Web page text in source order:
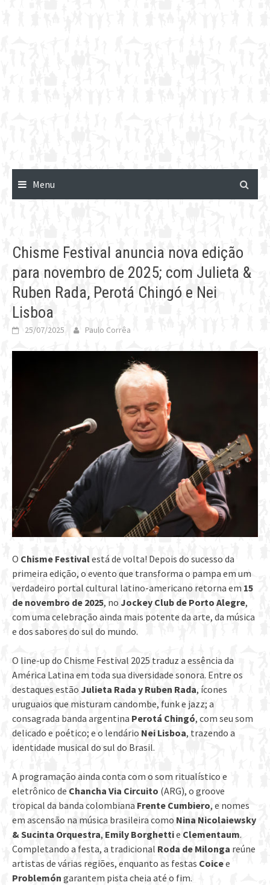
Menu
Chisme Festival anuncia nova edição
para novembro de 2025; com Julieta &
Ruben Rada, Perotá Chingó e Nei
Lisboa
25/07/2025 Paulo Corrêa
O Chisme Festivalestá de volta! Depois do sucesso da
primeira edição, o evento que transforma o pampa em um
verdadeiro portal cultural latino-americano retorna em 15
de novembro de 2025, no Jockey Club de Porto Alegre,
com uma celebração ainda mais potente da arte, da música
e dos sabores do sul do mundo.
O line-up do Chisme Festival 2025 traduz a essência da
América Latina em toda sua diversidade sonora. Entre os
destaques estão Julieta Rada y Ruben Rada, ícones
uruguaios que misturam candombe, funk e jazz; a
consagrada banda argentina Perotá Chingó, com seu som
delicado e poético; e o lendário Nei Lisboa, trazendo a
identidade musical do sul do Brasil.
A programação ainda conta com o som ritualístico e
eletrônico de Chancha Via Circuito (ARG), o groove
tropical da banda colombiana Frente Cumbiero, e nomes
em ascensão na música brasileira como Nina Nicolaiewsky
& Sucinta Orquestra, Emily Borghettie Clementaum.
Completando a festa, a tradicional Roda de Milonga reúne
artistas de várias regiões, enquanto as festas Coicee
Problemón garantem pista cheia até o fim.